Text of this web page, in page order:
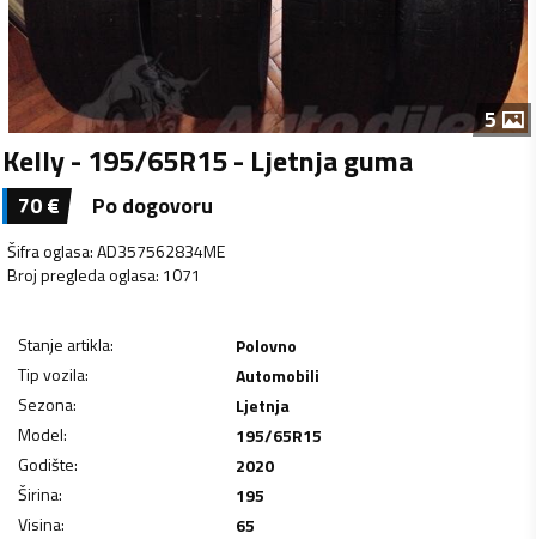
5
Kelly - 195/65R15 - Ljetnja guma
70€ Po dogovoru
Šifra oglasa:AD357562834ME
Broj pregleda oglasa: 1071
Stanje artikla:
Polovno
Tip vozila:
Automobili
Sezona:
Ljetnja
Model:
195/65R15
Godište:
2020
Širina:
195
Visina:
65